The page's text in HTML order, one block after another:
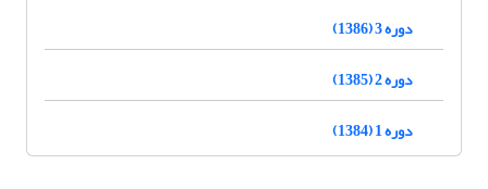
دوره 3 (1386)
دوره 2 (1385)
دوره 1 (1384)